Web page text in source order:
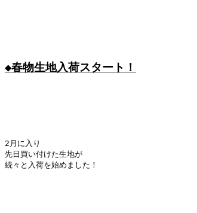
◆春物生地入荷スタート！
2月に入り
先日買い付けた生地が
続々と入荷を始めました！